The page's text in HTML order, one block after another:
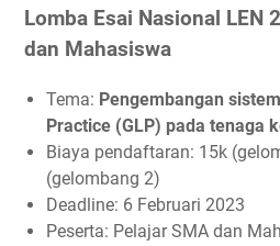
Lomba Esai Nasional LEN
dan Mahasiswa
Tema: Pengembangan
Practice (GLP) pada tenaga
Biaya pendaftaran: 15k
(gelombang 2)
Deadline: 6 Februari 2023
Peserta: Pelajar SMA dan